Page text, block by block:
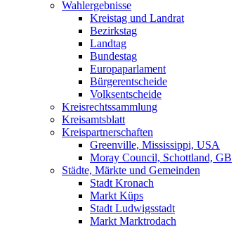
Wahlergebnisse
Kreistag und Landrat
Bezirkstag
Landtag
Bundestag
Europaparlament
Bürgerentscheide
Volksentscheide
Kreisrechtssammlung
Kreisamtsblatt
Kreispartnerschaften
Greenville, Mississippi, USA
Moray Council, Schottland, GB
Städte, Märkte und Gemeinden
Stadt Kronach
Markt Küps
Stadt Ludwigsstadt
Markt Marktrodach